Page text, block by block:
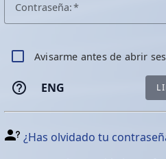
Contraseña:
Avisarme antes de abrir
ENG
¿Has olvidado tu